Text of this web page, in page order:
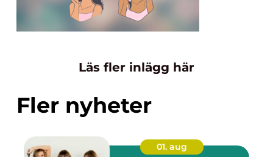
Läs fler inlägg här
Fler nyheter
01. aug